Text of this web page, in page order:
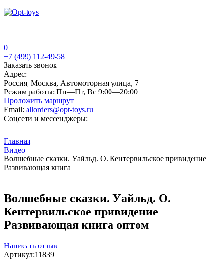
0
+7 (499) 112-49-58
Заказать звонок
Адрес:
Россия, Москва, Автомоторная улица, 7
Режим работы: Пн—Пт, Вс 9:00—20:00
Проложить маршрут
Email: allorders@opt-toys.ru
Соцсети и мессенджеры:
Главная
Видео
Волшебные сказки. Уайльд. О. Кентервильское привидение
Развивающая книга
Волшебные сказки. Уайльд. О.
Кентервильское привидение
Развивающая книга оптом
Написать отзыв
Артикул:11839